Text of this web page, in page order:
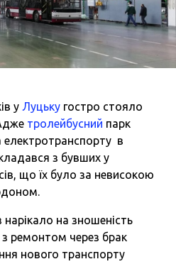
у Луцьку гостро стояло
тролейбусний парк
електротранспорту в
з бувших у
що їх було за невисокою
на зношеність
з ремонтом через брак
нового транспорту